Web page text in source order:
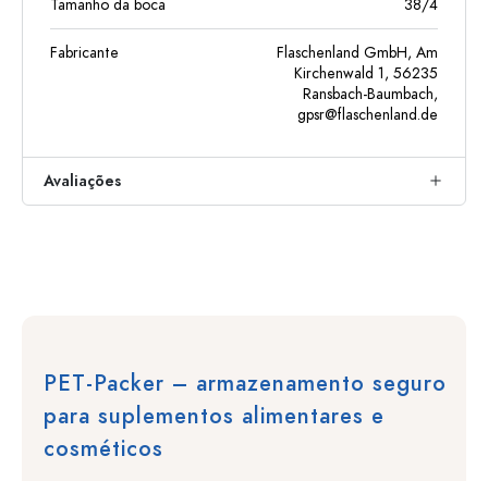
Tamanho da boca 38/4
Fabricante
Flaschenland GmbH, Am
Kirchenwald 1, 56235
Ransbach-Baumbach,
gpsr@flaschenland.de
Avaliações
PET-Packer – armazenamento seguro
para suplementos alimentares e
cosméticos